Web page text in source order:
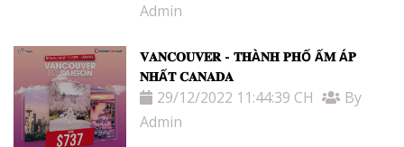
Admin
𝐕𝐀𝐍𝐂𝐎𝐔𝐕𝐄𝐑 - 𝐓𝐇À𝐍𝐇 𝐏𝐇Ố Ấ𝐌 Á𝐏
𝐍𝐇Ấ𝐓 𝐂𝐀𝐍𝐀𝐃𝐀
29/12/2022 11:44:39 CH
By
Admin